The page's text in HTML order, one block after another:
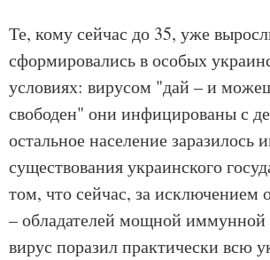
Те, кому сейчас до 35, уже
сформировались в особых
условиях: вирусом "дай – и
свободен" они инфицированы с
остальное население заразилось
существования украинского
том, что сейчас, за исключением
– обладателей мощной иммунной
вирус поразил практически всю